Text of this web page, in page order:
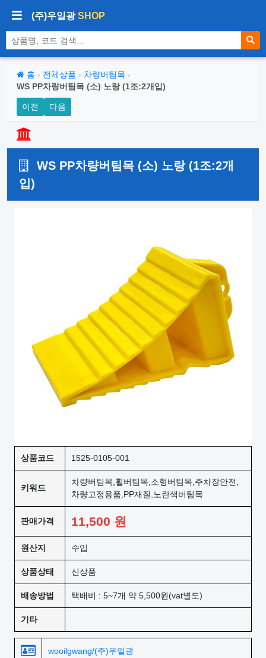
(주)우일광SHOP
상품 검색
홈 › 전체상품 › 차량버팀목 ›
WS PP차량버팀목 (소) 노랑 (1조:2개입)
이전 다음
WS PP차량버팀목 (소) 노랑 (1조:2개
입)
상품코드 1525-0105-001
키워드
차량버팀목,휠버팀목,소형버팀목,주차장안전,
차량고정용품,PP재질,노란색버팀목
판매가격 11,500 원
원산지 수입
상품상태 신상품
배송방법 택배비 : 5~7개 약 5,500원(vat별도)
기타
wooilgwang/(주)우일광